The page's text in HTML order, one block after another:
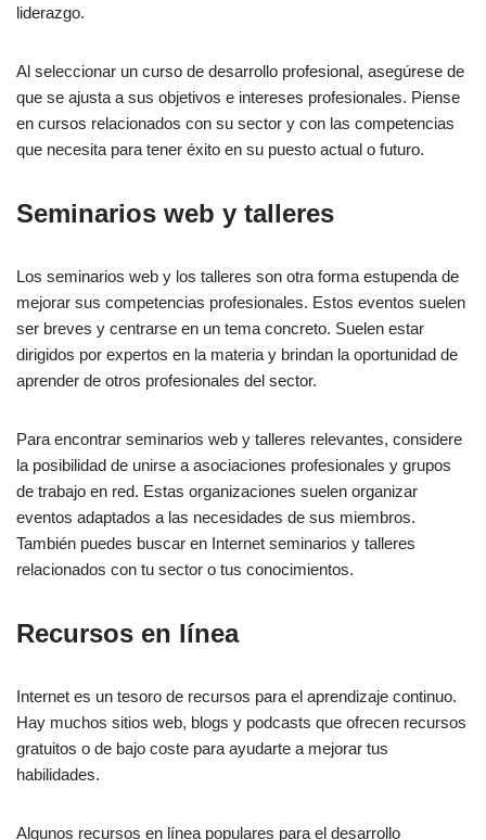
liderazgo.
Al seleccionar un curso de desarrollo profesional, asegúrese de
que se ajusta a sus objetivos e intereses profesionales. Piense
en cursos relacionados con su sector y con las competencias
que necesita para tener éxito en su puesto actual o futuro.
Seminarios web y talleres
Los seminarios web y los talleres son otra forma estupenda de
mejorar sus competencias profesionales. Estos eventos suelen
ser breves y centrarse en un tema concreto. Suelen estar
dirigidos por expertos en la materia y brindan la oportunidad de
aprender de otros profesionales del sector.
Para encontrar seminarios web y talleres relevantes, considere
la posibilidad de unirse a asociaciones profesionales y grupos
de trabajo en red. Estas organizaciones suelen organizar
eventos adaptados a las necesidades de sus miembros.
También puedes buscar en Internet seminarios y talleres
relacionados con tu sector o tus conocimientos.
Recursos en línea
Internet es un tesoro de recursos para el aprendizaje continuo.
Hay muchos sitios web, blogs y podcasts que ofrecen recursos
gratuitos o de bajo coste para ayudarte a mejorar tus
habilidades.
Algunos recursos en línea populares para el desarrollo